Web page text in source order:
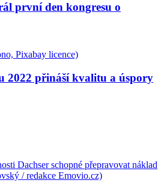
první den kongresu o
2022 přináší kvalitu a úspory